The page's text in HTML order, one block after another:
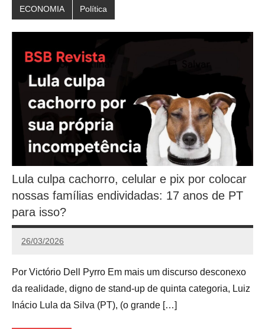
ECONOMIA Política
Lula culpa cachorro, celular e pix por colocar
nossas famílias endividadas: 17 anos de PT
para isso?
26/03/2026
Victório
Pyrro
Por Victório Dell Pyrro Em mais um discurso desconexo
da realidade, digno de stand-up de quinta categoria, Luiz
Inácio Lula da Silva (PT), (o grande […]